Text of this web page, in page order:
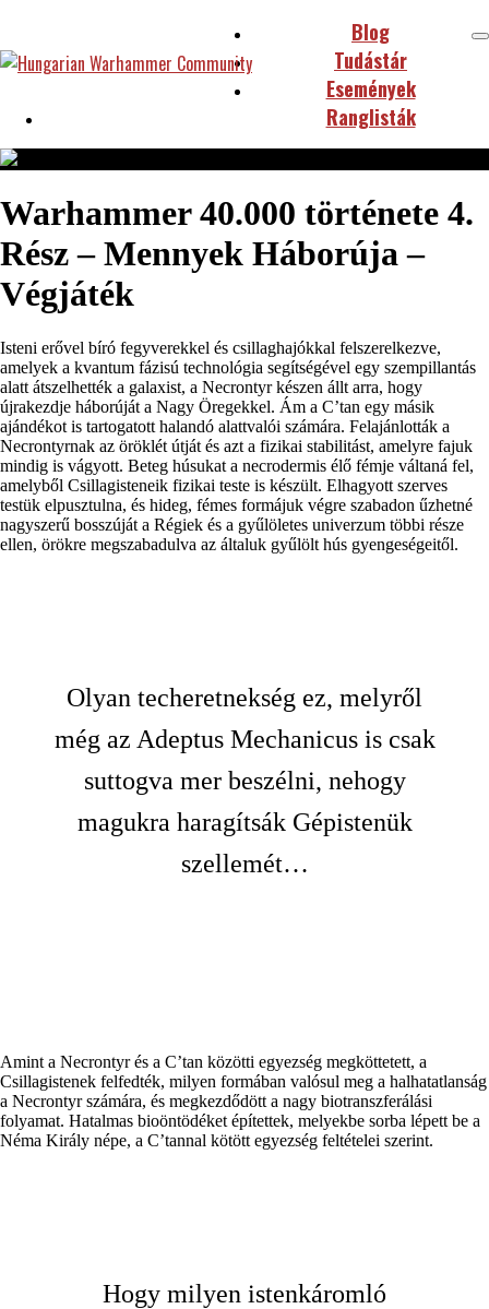
Blog
Tudástár
Események
Ranglisták
Warhammer 40.000 története 4.
Rész – Mennyek Háborúja –
Végjáték
Isteni erővel bíró fegyverekkel és csillaghajókkal felszerelkezve,
amelyek a kvantum fázisú technológia segítségével egy szempillantás
alatt átszelhették a galaxist, a Necrontyr készen állt arra, hogy
újrakezdje háborúját a Nagy Öregekkel. Ám a C’tan egy másik
ajándékot is tartogatott halandó alattvalói számára. Felajánlották a
Necrontyrnak az öröklét útját és azt a fizikai stabilitást, amelyre fajuk
mindig is vágyott. Beteg húsukat a necrodermis élő fémje váltaná fel,
amelyből Csillagisteneik fizikai teste is készült. Elhagyott szerves
testük elpusztulna, és hideg, fémes formájuk végre szabadon űzhetné
nagyszerű bosszúját a Régiek és a gyűlöletes univerzum többi része
ellen, örökre megszabadulva az általuk gyűlölt hús gyengeségeitől.
Olyan techeretnekség ez, melyről
még az Adeptus Mechanicus is csak
suttogva mer beszélni, nehogy
magukra haragítsák Gépistenük
szellemét…
Amint a Necrontyr és a C’tan közötti egyezség megköttetett, a
Csillagistenek felfedték, milyen formában valósul meg a halhatatlanság
a Necrontyr számára, és megkezdődött a nagy biotranszferálási
folyamat. Hatalmas bioöntödéket építettek, melyekbe sorba lépett be a
Néma Király népe, a C’tannal kötött egyezség feltételei szerint.
Hogy milyen istenkáromló